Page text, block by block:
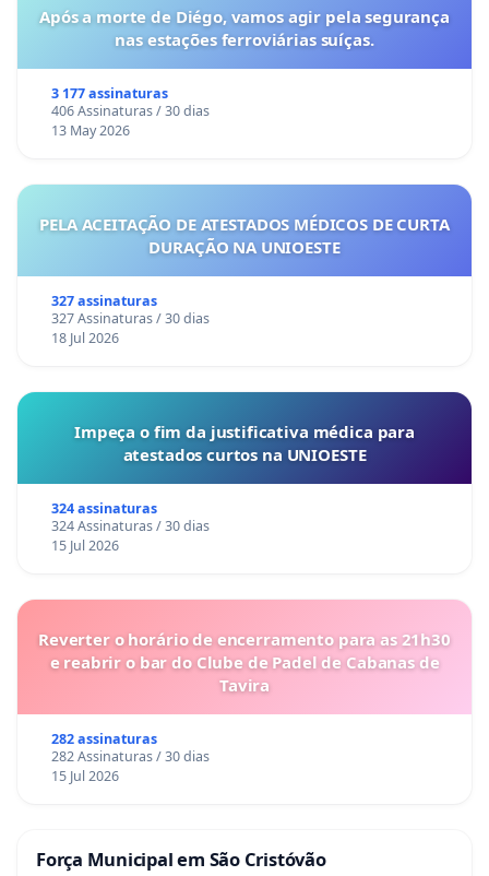
Após a morte de Diégo, vamos agir pela segurança
nas estações ferroviárias suíças.
3 177 assinaturas
406 Assinaturas / 30 dias
13 May 2026
PELA ACEITAÇÃO DE ATESTADOS MÉDICOS DE CURTA
DURAÇÃO NA UNIOESTE
327 assinaturas
327 Assinaturas / 30 dias
18 Jul 2026
Impeça o fim da justificativa médica para
atestados curtos na UNIOESTE
324 assinaturas
324 Assinaturas / 30 dias
15 Jul 2026
Reverter o horário de encerramento para as 21h30
e reabrir o bar do Clube de Padel de Cabanas de
Tavira
282 assinaturas
282 Assinaturas / 30 dias
15 Jul 2026
Força Municipal em São Cristóvão